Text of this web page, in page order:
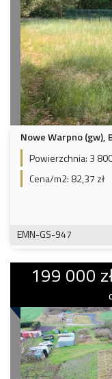
Nowe Warpno (gw),
Powierzchnia: 3
Cena/m2: 82,37 zł
EMN-GS-947
199 000